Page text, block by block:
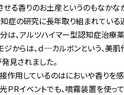
る香りのお土産というのもなかな
症の研究に長年取り組まれてい
は、アルツハイマー型認知症治
ジからは、ｄ─カルボンという、
見されました。
用しているのはにおいや香りを感
ＰＲイベントでも、噴霧装置を使